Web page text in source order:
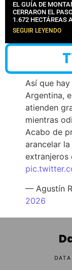
EL GUÍA DE
CERRARON EL
1.672 HECTÁREAS
SEGUIR LEYENDO
Así que
Argentina,
atienden
mientras
Acabo de
arancelar
extranjeros
— Agustín
2026